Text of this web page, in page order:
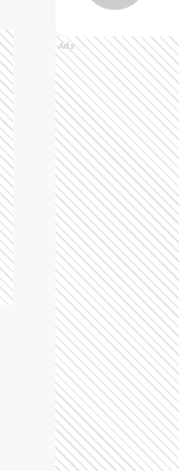
Ads